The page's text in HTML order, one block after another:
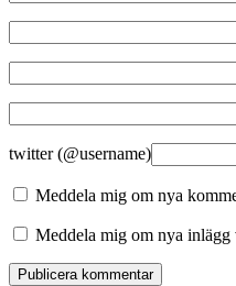
twitter (@username)
Meddela mig om nya
Meddela mig om nya inlägg